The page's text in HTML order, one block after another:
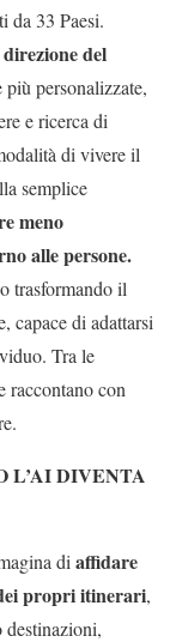
da 33 Paesi.
del
più personalizzate,
e ricerca di
di vivere il
semplice
meno
alle persone.
trasformando il
capace di adattarsi
Tra le
raccontano con
L’AI DIVENTA
di affidare
propri itinerari,
destinazioni,